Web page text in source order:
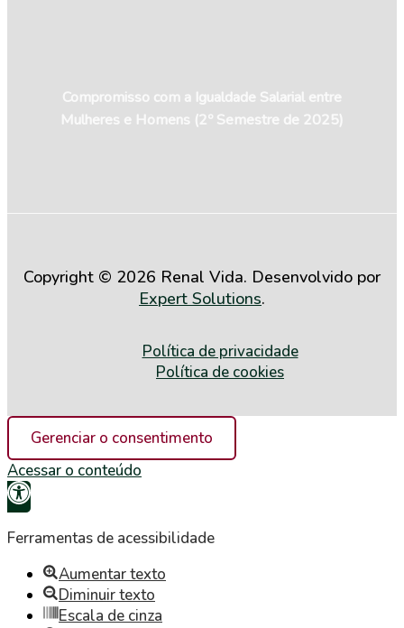
Compromisso com a Igualdade Salarial entre
Mulheres e Homens (2º Semestre de 2025)
Copyright © 2026 Renal Vida. Desenvolvido por
Expert Solutions.
Política de privacidade
Política de cookies
Gerenciar o consentimento
Acessar o conteúdo
Abrir
a
barra
de
Ferramentas de acessibilidade
Aumentar texto
Diminuir texto
Escala de cinza